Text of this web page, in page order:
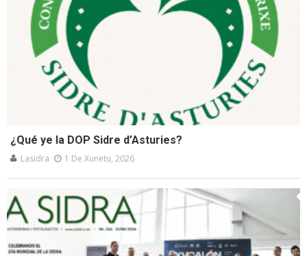
¿Qué ye la DOP Sidre d’Asturies?
Lasidra 1 De Xunetu, 2026